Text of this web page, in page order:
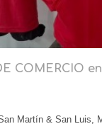
COMERCIO
Martín & San Luis,